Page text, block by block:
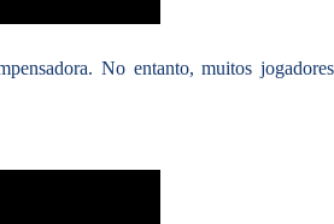
No entanto, muitos jogadores